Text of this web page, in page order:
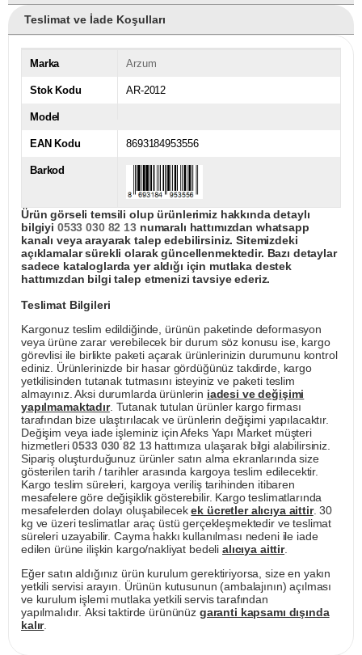
Teslimat ve İade Koşulları
Marka Arzum
Stok Kodu AR-2012
Model
EAN Kodu 8693184953556
Barkod
Ürün görseli temsili olup ürünlerimiz hakkında detaylı
bilgiyi 0533 030 82 13numaralı hattımızdan whatsapp
kanalı veya arayarak talep edebilirsiniz. Sitemizdeki
açıklamalar sürekli olarak güncellenmektedir. Bazı detaylar
sadece kataloglarda yer aldığı için mutlaka destek
hattımızdan bilgi talep etmenizi tavsiye ederiz.
Teslimat Bilgileri
Kargonuz teslim edildiğinde, ürünün paketinde deformasyon
veya ürüne zarar verebilecek bir durum söz konusu ise, kargo
görevlisi ile birlikte paketi açarak ürünlerinizin durumunu kontrol
ediniz. Ürünlerinizde bir hasar gördüğünüz takdirde, kargo
yetkilisinden tutanak tutmasını isteyiniz ve paketi teslim
almayınız. Aksi durumlarda ürünlerin iadesi ve değişimi
yapılmamaktadır. Tutanak tutulan ürünler kargo firması
tarafından bize ulaştırılacak ve ürünlerin değişimi yapılacaktır.
Değişim veya iade işleminiz için Afeks Yapı Market müşteri
hizmetleri0533 030 82 13hattımıza ulaşarak bilgi alabilirsiniz.
Sipariş oluşturduğunuz ürünler satın alma ekranlarında size
gösterilen tarih / tarihler arasında kargoya teslim edilecektir.
Kargo teslim süreleri, kargoya veriliş tarihinden itibaren
mesafelere göre değişiklik gösterebilir. Kargo teslimatlarında
mesafelerden dolayı oluşabilecekek ücretler alıcıya aittir. 30
kg ve üzeri teslimatlar araç üstü gerçekleşmektedir ve teslimat
süreleri uzayabilir. Cayma hakkı kullanılması nedeni ile iade
edilen ürüne ilişkin kargo/nakliyat bedeli alıcıya aittir.
Eğer satın aldığınız ürün kurulum gerektiriyorsa, size en yakın
yetkili servisi arayın. Ürünün kutusunun (ambalajının) açılması
ve kurulum işlemi mutlaka yetkili servis tarafından
yapılmalıdır. Aksi taktirde ürününüz garanti kapsamı dışında
kalır.